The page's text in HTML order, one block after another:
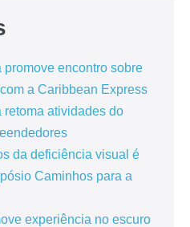
encontro sobre
a Caribbean Express
atividades do
da deficiência visual é
Caminhos para a
experiência no escuro